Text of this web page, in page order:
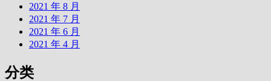
2021 年 8 月
2021 年 7 月
2021 年 6 月
2021 年 4 月
分类